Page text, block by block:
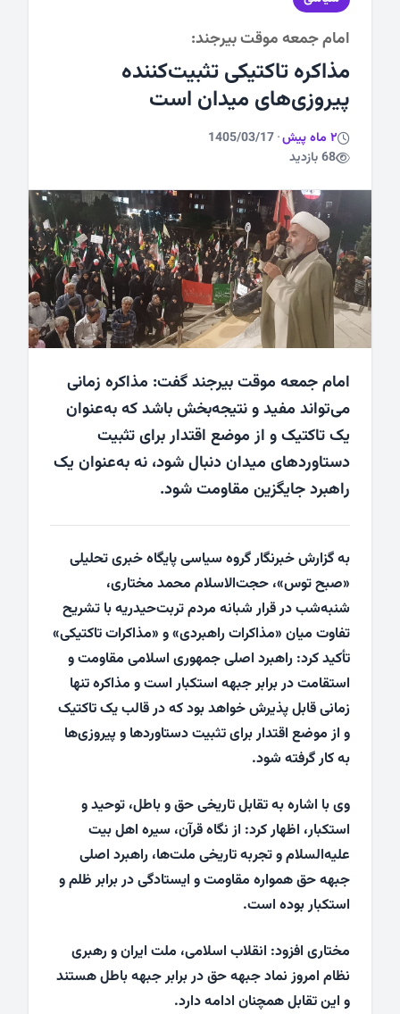
ورزشی
امام جمعه موقت بیرجند:
مذاکره تاکتیکی تثبیت‌کننده
پیروزی‌های میدان است
2 ماه پیش ·
1405/03/17
68 بازدید
امام جمعه موقت بیرجند گفت: مذاکره زمانی
می‌تواند مفید و نتیجه‌بخش باشد که به‌عنوان
یک تاکتیک و از موضع اقتدار برای تثبیت
دستاوردهای میدان دنبال شود، نه به‌عنوان یک
راهبرد جایگزین مقاومت شود.
به گزارش خبرنگار گروه سیاسی پایگاه خبری تحلیلی
«صبح توس»، حجت‌الاسلام محمد مختاری،
شنبه‌شب در قرار شبانه مردم تربت‌حیدریه با تشریح
تفاوت میان «مذاکرات راهبردی» و «مذاکرات تاکتیکی»
تأکید کرد: راهبرد اصلی جمهوری اسلامی مقاومت و
استقامت در برابر جبهه استکبار است و مذاکره تنها
زمانی قابل پذیرش خواهد بود که در قالب یک تاکتیک
و از موضع اقتدار برای تثبیت دستاوردها و پیروزی‌ها
به کار گرفته شود.
وی با اشاره به تقابل تاریخی حق و باطل، توحید و
استکبار، اظهار کرد: از نگاه قرآن، سیره اهل بیت
علیه‌السلام و تجربه تاریخی ملت‌ها، راهبرد اصلی
جبهه حق همواره مقاومت و ایستادگی در برابر ظلم و
استکبار بوده است.
مختاری افزود: انقلاب اسلامی، ملت ایران و رهبری
نظام امروز نماد جبهه حق در برابر جبهه باطل هستند
و این تقابل همچنان ادامه دارد.